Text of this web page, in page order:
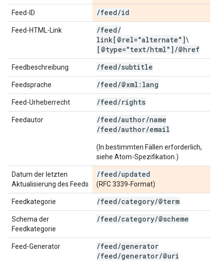
Feed-ID /feed/id
Feed-HTML-Link /feed/
link[@rel="alternate"]\
[@type="text/html"] /@href
Feedbeschreibung /feed/subtitle
Feedsprache /feed/@xml:lang
Feed-Urheberrecht /feed/rights
Feedautor
/feed/author/name
/feed/author/email
(In bestimmten Fällen erforderlich,
siehe Atom-Spezifikation.)
Datum der letzten
Aktualisierung des Feeds
/feed/updated
(RFC 3339-Format)
Feedkategorie /feed/category/@term
Schema der
Feedkategorie
/feed/category/@scheme
Feed-Generator /feed/generator
/feed/generator/@uri